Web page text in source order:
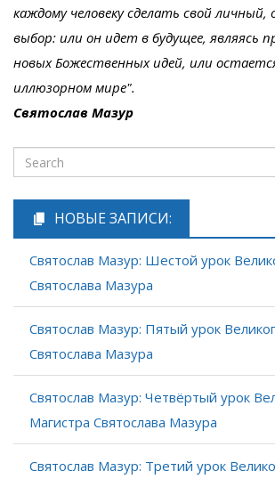
каждому человеку сделать свой личный,
выбор: или он идет в будущее, являясь
новых Божественных идей, или
иллюзорном мире".
Святослав Мазур
НОВЫЕ ЗАПИСИ:
Святослав Мазур: Шестой урок
Святослава Мазура
Святослав Мазур: Пятый урок
Святослава Мазура
Святослав Мазур: Четвёртый урок
Магистра Святослава Мазура
Святослав Мазур: Третий урок